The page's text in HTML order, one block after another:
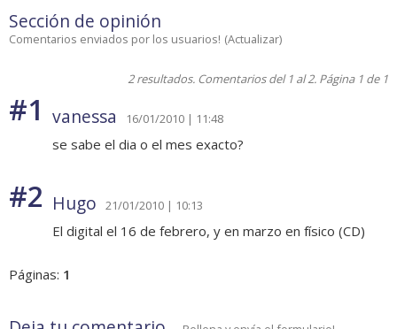
Sección de opinión
Comentarios enviados por los usuarios! (Actualizar)
2 resultados. Comentarios del 1 al 2. Página 1 de 1
#1 vanessa 16/01/2010 | 11:48
se sabe el dia o el mes exacto?
#2 Hugo 21/01/2010 | 10:13
El digital el 16 de febrero, y en marzo en físico (CD)
Páginas: 1